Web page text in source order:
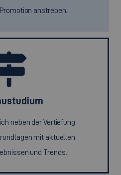
anstreben.
neben der Vertiefung
mit aktuellen
und Trends.